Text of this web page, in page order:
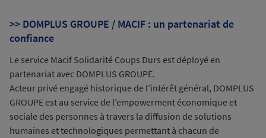
>> DOMPLUS GROUPE / MACIF : un partenariat de
confiance
Le service Macif Solidarité Coups Durs est déployé en
partenariat avec DOMPLUS GROUPE.
Acteur privé engagé historique de l’intérêt général, DOMPLUS
GROUPE est au service de l’empowerment économique et
sociale des personnes à travers la diffusion de solutions
humaines et technologiques permettant à chacun de